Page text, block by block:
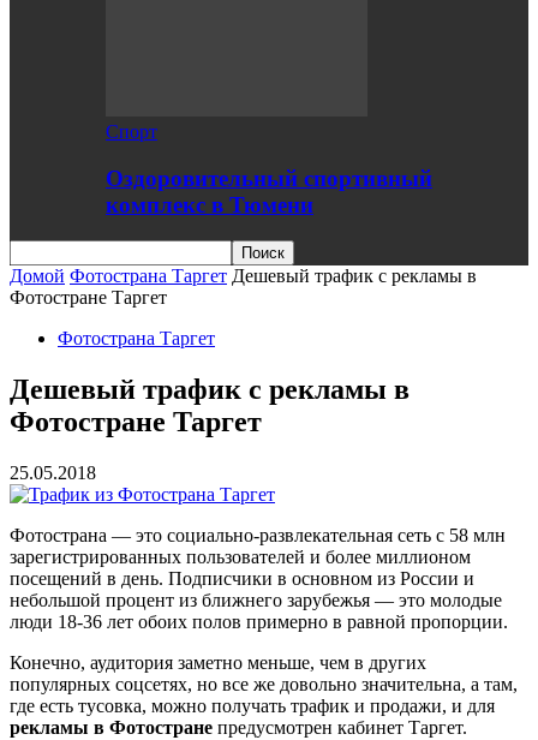
Спорт
Оздоровительный спортивный
комплекс в Тюмени
Домой Фотострана Таргет Дешевый трафик с рекламы в
Фотостране Таргет
Фотострана Таргет
Дешевый трафик с рекламы в
Фотостране Таргет
25.05.2018
Фотострана — это социально-развлекательная сеть с 58 млн
зарегистрированных пользователей и более миллионом
посещений в день. Подписчики в основном из России и
небольшой процент из ближнего зарубежья — это молодые
люди 18-36 лет обоих полов примерно в равной пропорции.
Конечно, аудитория заметно меньше, чем в других
популярных соцсетях, но все же довольно значительна, а там,
где есть тусовка, можно получать трафик и продажи, и для
рекламы в Фотостране предусмотрен кабинет Таргет.